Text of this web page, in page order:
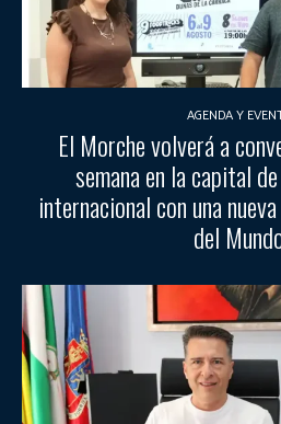
AGENDA Y
El Morche volverá a
semana en la capital
internacional con una
del